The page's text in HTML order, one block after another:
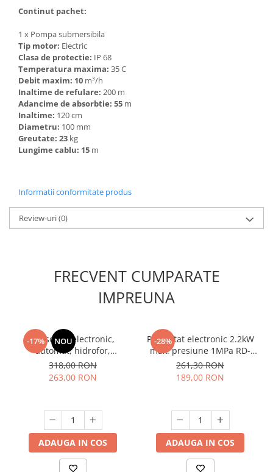
Continut pachet:
1 x Pompa submersibila
Tip motor: Electric
Clasa de protectie: IP 68
Temperatura maxima: 35 C
Debit maxim: 10 m³/h
Inaltime de refulare: 200 m
Adancime de absorbtie: 55 m
Inaltime: 120 cm
Diametru: 100 mm
Greutate: 23 kg
Lungime cablu: 15 m
Informatii conformitate produs
Review-uri(0)
FRECVENT CUMPARATE
IMPREUNA
-17% NOU
Presostat electronic,
automat, hidrofor,
manometru, 2200W,
display, control digital, 10
bar, 1/4"tol, RAIDER
318,00 RON
263,00 RON
ADAUGA IN COS
-28%
Presostat electronic 2.2kW
max. presiune 1MPa RD-
EPC02
261,30 RON
189,00 RON
ADAUGA IN COS